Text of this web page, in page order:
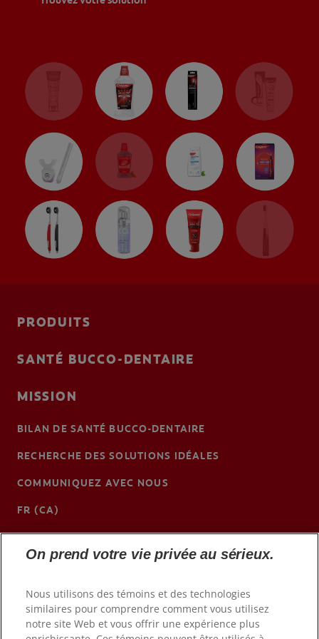
POUR LES PROFESSIONNELS
FR (CA)
PRODUITS
SANTÉ BUCCO-DENTAIRE
MISSION
BILAN DE SANTÉ BUCCO-DENTAIRE
RECHERCHE DES SOLUTIONS IDÉALES
COMMUNIQUEZ AVEC NOUS
FR (CA)
On prend votre vie privée au sérieux.
Nous utilisons des témoins et des technologies
similaires pour comprendre comment vous utilisez
notre site Web et vous offrir une expérience plus